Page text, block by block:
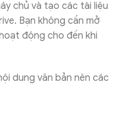
chủ và tạo các tài liệu
Bạn không cần mở
động cho đến khi
dung văn bản nên các